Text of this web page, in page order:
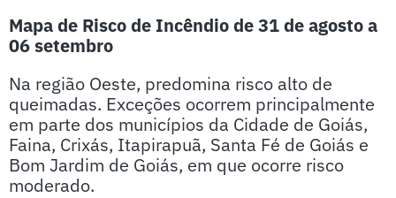
Mapa de Risco de Incêndio de 31 de agosto a
06 setembro
Na região Oeste, predomina risco alto de
queimadas. Exceções ocorrem principalmente
em parte dos municípios da Cidade de Goiás,
Faina, Crixás, Itapirapuã, Santa Fé de Goiás e
Bom Jardim de Goiás, em que ocorre risco
moderado.